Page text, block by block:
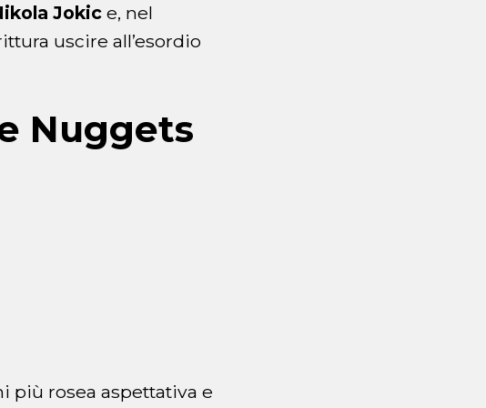
Jokic e, nel
uscire all’esordio
Nuggets
più rosea aspettativa e